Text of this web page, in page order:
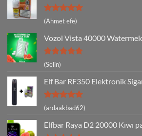
5 üzerinden
5
(Ahmet efe)
Vozol Vista 40000
5 üzerinden
5
oy aldı
(Selin)
Elf Bar RF350 Elektronik
5 üzerinden
5
(ardaakbad62)
Elfbar Raya D2 20000 Kıwı